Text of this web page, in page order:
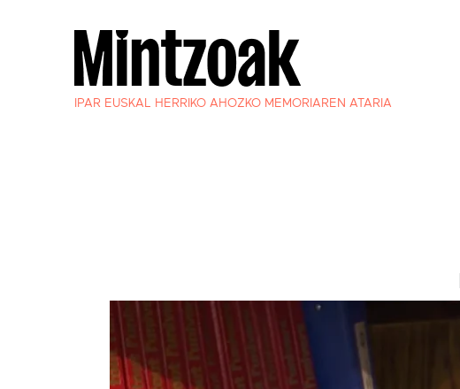
IPAR EUSKAL HERRIKO AHOZKO MEMORIAREN ATARIA